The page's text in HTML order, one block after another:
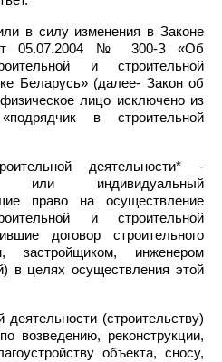
в силу изменения в Законе
от 05.07.2004 № 300-З «Об
и строительной
Беларусь» (далее- Закон об
лицо исключено из
в строительной
деятельности* -
или индивидуальный
право на осуществление
и строительной
договор строительного
застройщиком, инженером
в целях осуществления этой
деятельности (строительству)
возведению, реконструкции,
объекта, сносу,